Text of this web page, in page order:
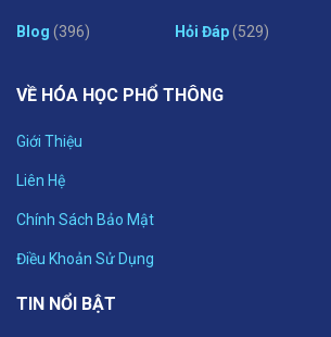
Blog (396) Hỏi Đáp(529)
VỀ HÓA HỌC PHỔ THÔNG
Giới Thiệu
Liên Hệ
Chính Sách Bảo Mật
Điều Khoản Sử Dụng
TIN NỔI BẬT